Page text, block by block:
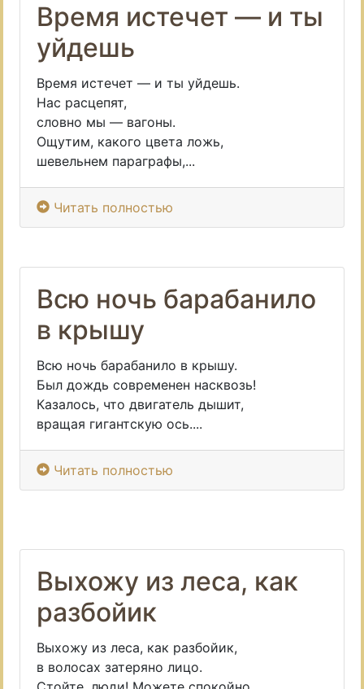
Время истечет — и ты
уйдешь
Время истечет — и ты уйдешь.
Нас расцепят,
словно мы — вагоны.
Ощутим, какого цвета ложь,
шевельнем параграфы,...
Читать полностью
Всю ночь барабанило
в крышу
Всю ночь барабанило в крышу.
Был дождь современен насквозь!
Казалось, что двигатель дышит,
вращая гигантскую ось....
Читать полностью
Выхожу из леса, как
разбойик
Выхожу из леса, как разбойик,
в волосах затеряно лицо.